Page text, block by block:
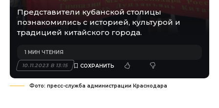
Представители кубанской столицы
познакомились с историей, культурой и
традицией китайского города.
10.11.2023 В 13:15
1 МИН ЧТЕНИЯ
Фото: пресс-служба администрации Краснодара